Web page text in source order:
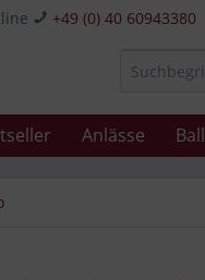
+49 (0) 40 60943380
Anlässe